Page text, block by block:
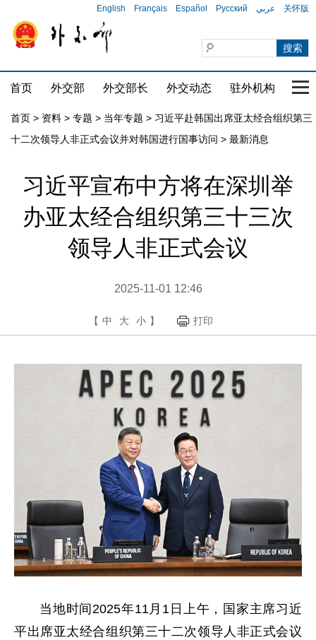
English Français Español Русский عربي 关怀版
首页 外交部 外交部长 外交动态 驻外机构 国
首页 > 资料 > 专题 > 当年专题 > 习近平赴韩国出席亚太经合组织第三
十二次领导人非正式会议并对韩国进行国事访问 > 最新消息
习近平宣布中方将在深圳举
办亚太经合组织第三十三次
领导人非正式会议
2025-11-01 12:46
【 中 大 小 】 打印
当地时间2025年11月1日上午，国家主席习近
平出席亚太经合组织第三十二次领导人非正式会议